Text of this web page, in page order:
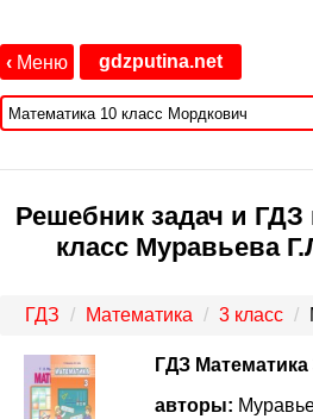
‹ Меню gdzputina.net
Решебник задач и ГДЗ
класс Муравьева
ГДЗ Математика 3 класс
ГДЗ Математика
авторы: